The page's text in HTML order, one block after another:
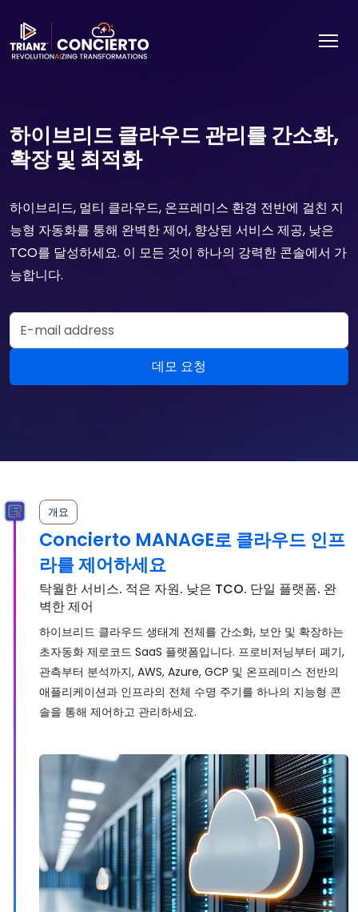
하이브리드 클라우드 관리를 간소화,
확장 및 최적화
하이브리드, 멀티 클라우드, 온프레미스 환경 전반에 걸친 지
능형 자동화를 통해 완벽한 제어, 향상된 서비스 제공, 낮은
TCO를 달성하세요. 이 모든 것이 하나의 강력한 콘솔에서 가
능합니다.
데모 요청
Email Address
개요
Concierto MANAGE로 클라우드 인프
라를 제어하세요
탁월한 서비스. 적은 자원. 낮은 TCO. 단일 플랫폼. 완
벽한 제어
하이브리드 클라우드 생태계 전체를 간소화, 보안 및 확장하는
초자동화 제로코드 SaaS 플랫폼입니다. 프로비저닝부터 폐기,
관측부터 분석까지, AWS, Azure, GCP 및 온프레미스 전반의
애플리케이션과 인프라의 전체 수명 주기를 하나의 지능형 콘
솔을 통해 제어하고 관리하세요.